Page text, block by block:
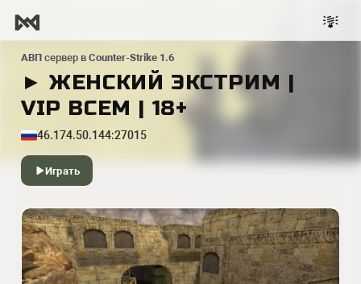
АВП сервер в Counter-Strike 1.6
► ЖЕНСКИЙ ЭКСТРИМ |
VIP ВСЕМ | 18+
46.174.50.144:27015
Играть